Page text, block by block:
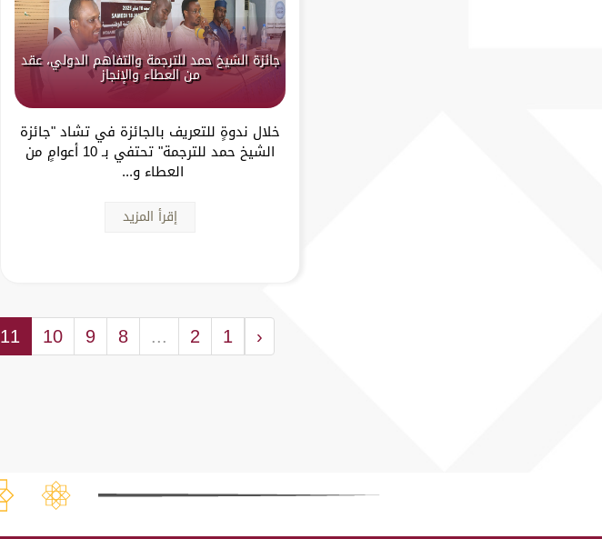
جائزة الشيخ حمد للترجمة والتفاهم الدولي، عقد
من العطاء والإنجاز
خلال ندوةٍ للتعريف بالجائزة في تشاد "جائزة
الشيخ حمد للترجمة" تحتفي بـ 10 أعوامٍ من
العطاء و...
إقرأ المزيد
‹
1
2
...
8
9
10
11